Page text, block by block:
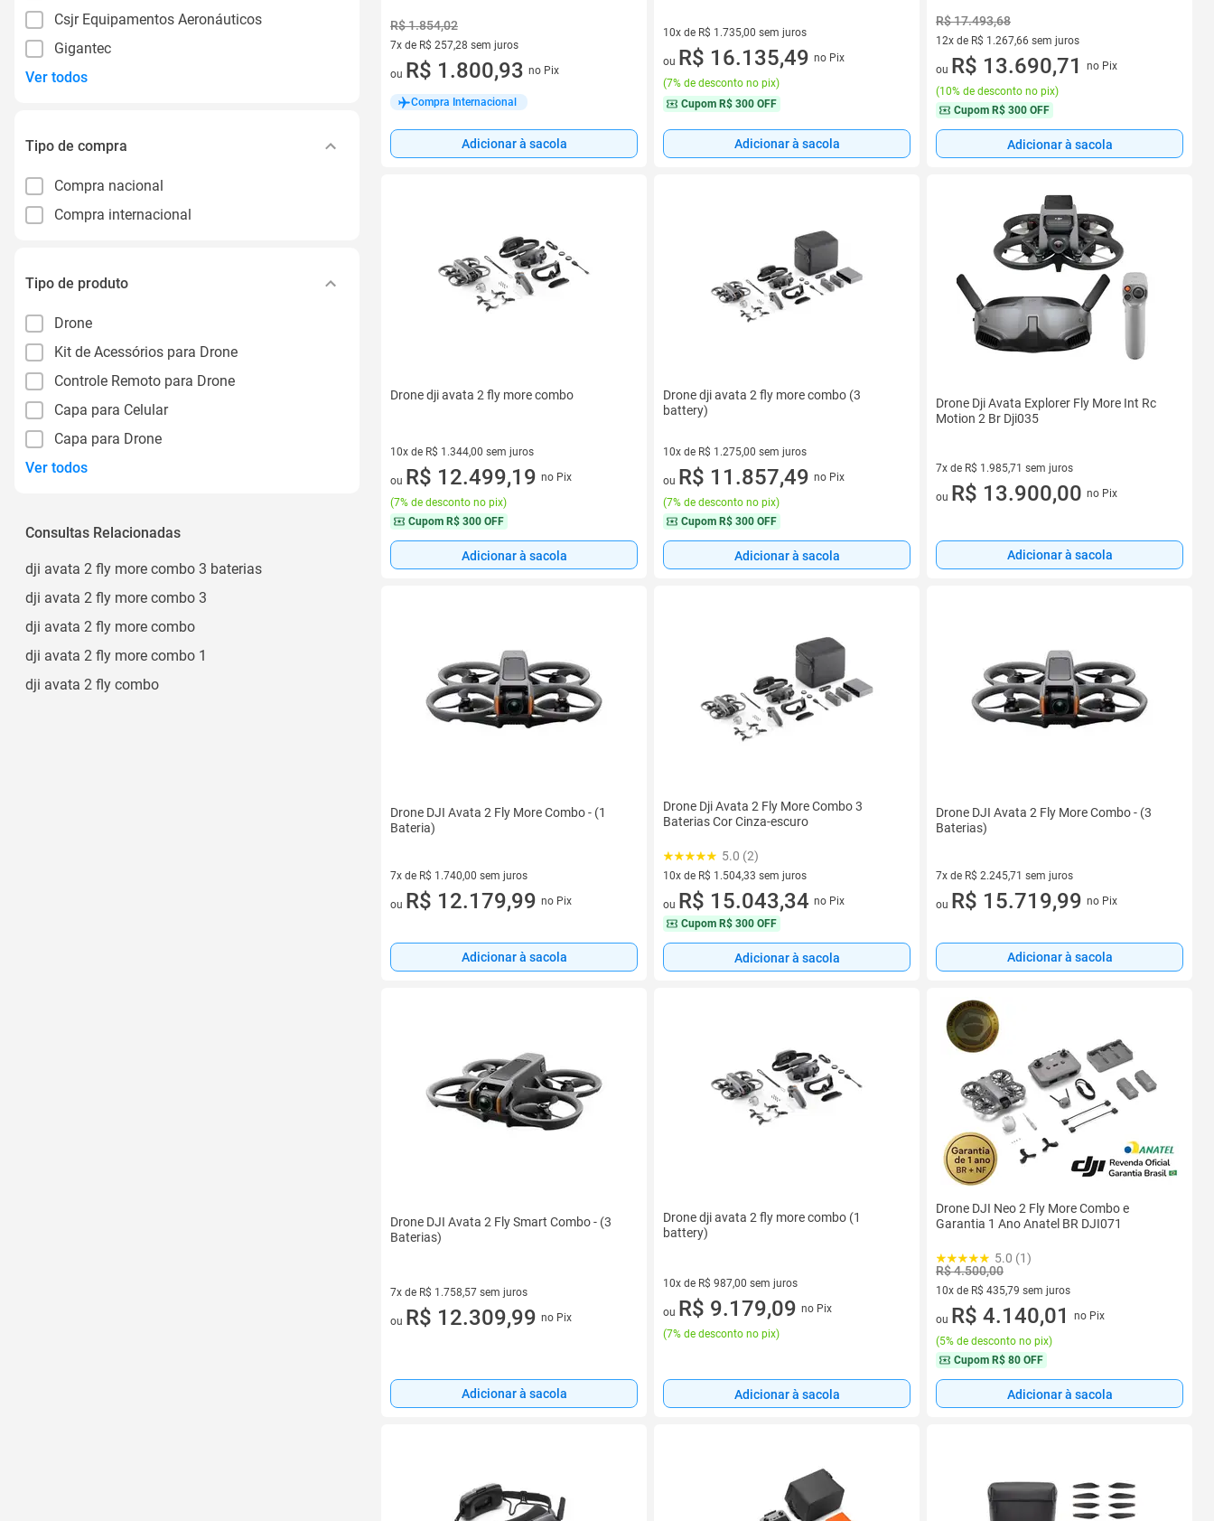
Csjr Equipamentos Aeronáuticos
Gigantec
Ver todos
Tipo de compra
Compra nacional
Compra internacional
Tipo de produto
Drone
Kit de Acessórios para Drone
Controle Remoto para Drone
Capa para Celular
Capa para Drone
Ver todos
Consultas Relacionadas
dji avata 2 fly more combo 3 baterias
dji avata 2 fly more combo 3
dji avata 2 fly more combo
dji avata 2 fly more combo 1
dji avata 2 fly combo
R$ 1.854,02
7x de R$ 257,28 sem juros
7 vez de R$ 257,28 sem juros
ou R$ 1.800,93 no Pix
Compra Internacional
Adicionar à sacola
10x de R$ 1.735,00 sem juros
10 vez de R$ 1.735,00 sem juros
ou R$ 16.135,49 no Pix
(7% de desconto no pix)
Cupom R$ 300 OFF
Adicionar à sacola
R$ 17.493,68
12x de R$ 1.267,66 sem juros
12 vez de R$ 1.267,66 sem juros
ou R$ 13.690,71
no Pix
(10% de desconto no pix)
Cupom R$ 300 OFF
Adicionar à sacola
Drone dji avata 2 fly more combo
10x de R$ 1.344,00 sem juros
10 vez de R$ 1.344,00 sem juros
ou R$ 12.499,19 no Pix
(7% de desconto no pix)
Cupom R$ 300 OFF
Adicionar à sacola
Drone dji avata 2 fly more combo (3
battery)
10x de R$ 1.275,00 sem juros
10 vez de R$ 1.275,00 sem juros
ou R$ 11.857,49 no Pix
(7% de desconto no pix)
Cupom R$ 300 OFF
Adicionar à sacola
Drone Dji Avata Explorer Fly More Int Rc
Motion 2 Br Dji035
7x de R$ 1.985,71 sem juros
7 vez de R$ 1.985,71 sem juros
ou R$ 13.900,00 no Pix
Adicionar à sacola
Drone DJI Avata 2 Fly More Combo - (1
Bateria)
7x de R$ 1.740,00 sem juros
7 vez de R$ 1.740,00 sem juros
ou R$ 12.179,99 no Pix
Adicionar à sacola
Drone Dji Avata 2 Fly More Combo 3
Baterias Cor Cinza-escuro
5.0 (2)
10x de R$ 1.504,33 sem juros
10 vez de R$ 1.504,33 sem juros
ou R$ 15.043,34 no Pix
Cupom R$ 300 OFF
Adicionar à sacola
Drone DJI Avata 2 Fly More Combo - (3
Baterias)
7x de R$ 2.245,71 sem juros
7 vez de R$ 2.245,71 sem juros
ou R$ 15.719,99 no Pix
Adicionar à sacola
Drone DJI Avata 2 Fly Smart Combo - (3
Baterias)
7x de R$ 1.758,57 sem juros
7 vez de R$ 1.758,57 sem juros
ou R$ 12.309,99 no Pix
Adicionar à sacola
Drone dji avata 2 fly more combo (1
battery)
10x de R$ 987,00 sem juros
10 vez de R$ 987,00 sem juros
ou R$ 9.179,09 no Pix
(7% de desconto no pix)
Adicionar à sacola
Drone DJI Neo 2 Fly More Combo e
Garantia 1 Ano Anatel BR DJI071
5.0 (1)
R$ 4.500,00
10x de R$ 435,79 sem juros
10 vez de R$ 435,79 sem juros
ou R$ 4.140,01
no Pix
(5% de desconto no pix)
Cupom R$ 80 OFF
Adicionar à sacola